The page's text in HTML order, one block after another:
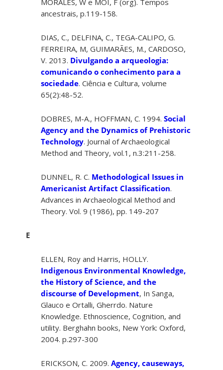
MORALES, W e MOI, F (org). Tempos
ancestrais, p.119-158.
DIAS, C., DELFINA, C., TEGA-CALIPO, G.
FERREIRA, M, GUIMARÃES, M., CARDOSO,
V. 2013. Divulgando a arqueologia:
comunicando o conhecimento para a
sociedade. Ciência e Cultura, volume
65(2):48-52.
DOBRES, M-A., HOFFMAN, C. 1994.Social
Agency and the Dynamics of Prehistoric
Technology. Journal of Archaeological
Method and Theory, vol.1, n.3:211-258.
DUNNEL, R. C. Methodological Issues in
Americanist Artifact Classification.
Advances in Archaeological Method and
Theory. Vol. 9 (1986), pp. 149-207
E
ELLEN, Roy and Harris, HOLLY.
Indigenous Environmental Knowledge,
the History of Science, and the
discourse of Development, In Sanga,
Glauco e Ortalli, Gherrdo. Nature
Knowledge. Ethnoscience, Cognition, and
utility. Berghahn books, New York: Oxford,
2004. p.297-300
ERICKSON, C. 2009.Agency, causeways,